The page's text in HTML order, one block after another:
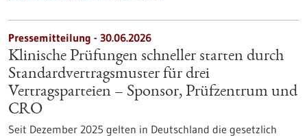
Pressemitteilung - 30.06.2026
Klinische Prüfungen schneller starten durch
Standardvertragsmuster für drei
Vertragsparteien – Sponsor, Prüfzentrum und
CRO
Seit Dezember 2025 gelten in Deutschland die gesetzlich